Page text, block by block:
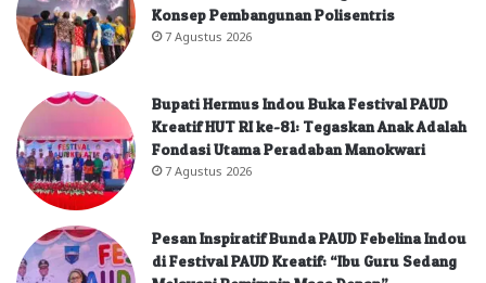
Konsep Pembangunan Polisentris
7 Agustus 2026
Bupati Hermus Indou Buka Festival PAUD
Kreatif HUT RI ke-81: Tegaskan Anak Adalah
Fondasi Utama Peradaban Manokwari
7 Agustus 2026
Pesan Inspiratif Bunda PAUD Febelina Indou
di Festival PAUD Kreatif: “Ibu Guru Sedang